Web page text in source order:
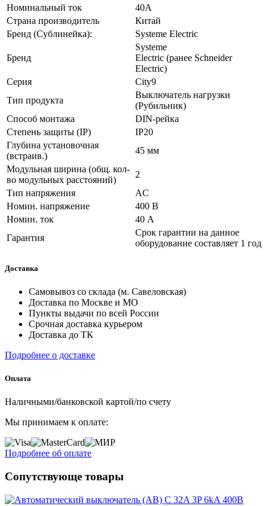
Номинальный ток
40А
Страна производитель
Китай
Бренд (Сублинейка):
Systeme Electric
Бренд
Systeme
Electric (ранее Schneider
Electric)
Серия
City9
Тип продукта
Выключатель нагрузки
(Рубильник)
Способ монтажа
DIN-рейка
Степень защиты (IP)
IP20
Глубина установочная
(встраив.)
45 мм
Модульная ширина (общ. кол-
во модульных расстояний)
2
Тип напряжения
AC
Номин. напряжение
400 В
Номин. ток
40 А
Гарантия
Срок гарантии на данное
оборудование составляет 1 год
Доставка
Самовывоз со склада (м. Савеловская)
Доставка по Москве и МО
Пункты выдачи по всей России
Срочная доставка курьером
Доставка до ТК
Подробнее о доставке
Оплата
Наличными/банковской картой/по счету
Мы принимаем к оплате:
Подробнее об оплате
Сопутствующе товары